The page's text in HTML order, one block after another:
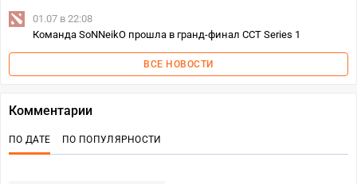
01.07 в 22:08
Команда SoNNeikO прошла в гранд-финал CCT Series 1
ВСЕ НОВОСТИ
Комментарии
ПО ДАТЕ ПО ПОПУЛЯРНОСТИ